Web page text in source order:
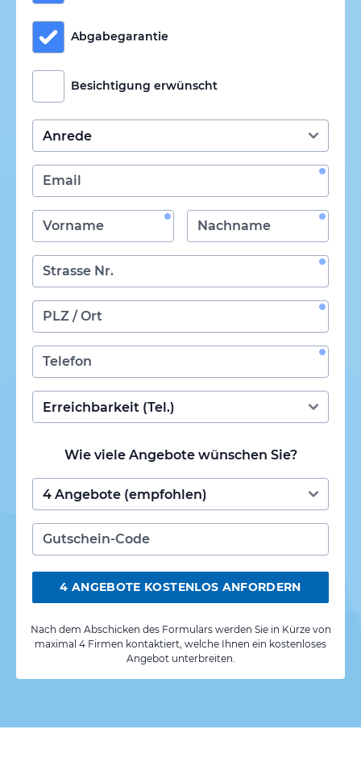
Abgabegarantie
Besichtigung erwünscht
Wie viele Angebote wünschen Sie?
4 ANGEBOTE KOSTENLOS ANFORDERN
Nach dem Abschicken des Formulars werden Sie in Kürze von
maximal 4 Firmen kontaktiert, welche Ihnen ein kostenloses
Angebot unterbreiten.